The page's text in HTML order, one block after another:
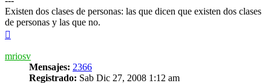
Existen dos clases de personas: las que dicen que existen dos clases
de personas y las que no.
mriosv
Mensajes: 2366
Registrado: Sab Dic 27, 2008 1:12 am